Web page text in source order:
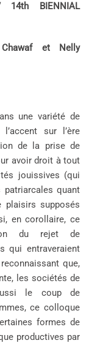
14th BIENNIAL
Chawaf et Nelly
une variété de
sur l’ère
de la prise de
avoir droit à tout
jouissives (qui
quant
plaisirs supposés
en corollaire, ce
du rejet de
qui entraveraient
que,
les sociétés de
le coup de
ce colloque
formes de
productives par